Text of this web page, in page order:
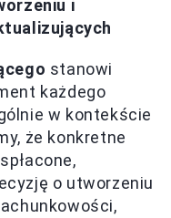
i
stanowi
każdego
w kontekście
że konkretne
o utworzeniu